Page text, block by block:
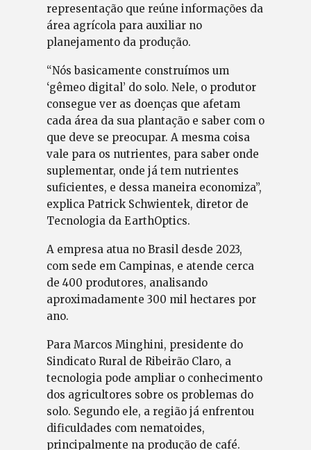
representação que reúne informações da
área agrícola para auxiliar no
planejamento da produção.
“Nós basicamente construímos um
‘gêmeo digital’ do solo. Nele, o produtor
consegue ver as doenças que afetam
cada área da sua plantação e saber com o
que deve se preocupar. A mesma coisa
vale para os nutrientes, para saber onde
suplementar, onde já tem nutrientes
suficientes, e dessa maneira economiza”,
explica Patrick Schwientek, diretor de
Tecnologia da EarthOptics.
A empresa atua no Brasil desde 2023,
com sede em Campinas, e atende cerca
de 400 produtores, analisando
aproximadamente 300 mil hectares por
ano.
Para Marcos Minghini, presidente do
Sindicato Rural de Ribeirão Claro, a
tecnologia pode ampliar o conhecimento
dos agricultores sobre os problemas do
solo. Segundo ele, a região já enfrentou
dificuldades com nematoides,
principalmente na produção de café.